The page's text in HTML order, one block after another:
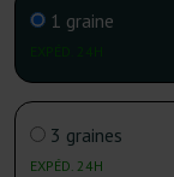
1 graine
3 graines
EXPÉD. 24H